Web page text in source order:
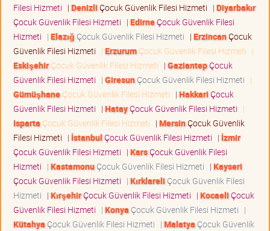
Filesi Hizmeti | DenizliÇocuk Güvenlik Filesi Hizmeti | Diyarbakır
Çocuk Güvenlik Filesi Hizmeti | EdirneÇocuk Güvenlik Filesi
Hizmeti | Elazığ Çocuk Güvenlik Filesi Hizmeti | ErzincanÇocuk
Güvenlik Filesi Hizmeti | ErzurumÇocuk Güvenlik Filesi Hizmeti |
EskişehirÇocuk Güvenlik Filesi Hizmeti | GaziantepÇocuk
Güvenlik Filesi Hizmeti | GiresunÇocuk Güvenlik Filesi Hizmeti |
GümüşhaneÇocuk Güvenlik Filesi Hizmeti | HakkariÇocuk
Güvenlik Filesi Hizmeti | HatayÇocuk Güvenlik Filesi Hizmeti |
Isparta Çocuk Güvenlik Filesi Hizmeti | MersinÇocuk Güvenlik
Filesi Hizmeti | İstanbulÇocuk Güvenlik Filesi Hizmeti | İzmir
Çocuk Güvenlik Filesi Hizmeti | KarsÇocuk Güvenlik Filesi
Hizmeti | KastamonuÇocuk Güvenlik Filesi Hizmeti | Kayseri
Çocuk Güvenlik Filesi Hizmeti | Kırklareli Çocuk Güvenlik Filesi
Hizmeti | KırşehirÇocuk Güvenlik Filesi Hizmeti | KocaeliÇocuk
Güvenlik Filesi Hizmeti | Konya Çocuk Güvenlik Filesi Hizmeti |
Kütahya Çocuk Güvenlik Filesi Hizmeti | Malatya Çocuk Güvenlik